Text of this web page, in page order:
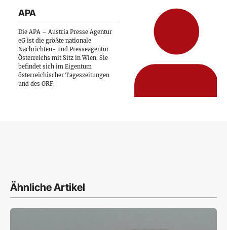
APA
Die APA – Austria Presse Agentur
eG ist die größte nationale
Nachrichten- und Presseagentur
Österreichs mit Sitz in Wien. Sie
befindet sich im Eigentum
österreichischer Tageszeitungen
und des ORF.
Ähnliche Artikel